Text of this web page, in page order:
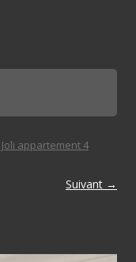
au contenu principal
Joli appartement 4
Suivant →